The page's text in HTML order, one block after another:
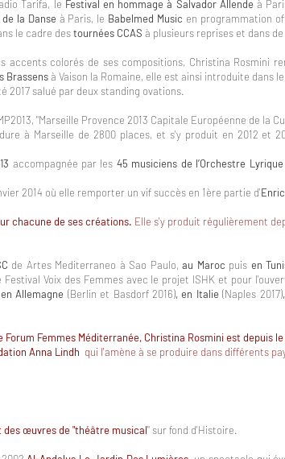
Tarifa, le Festival en hommage à Salvador Allendeà
la Danse à Paris, le Babelmed Music en programmation
le cadre destournées CCAS à plusieurs reprises et dans de
accents colorés de ses compositions, Christina Rosmini
Brassensà Vaison la Romaine, elle est ainsi introduite dans
2017 salué par deux standing ovations.
"Marseille Provence 2013 Capitale Européenne de la
à Marseille de 2800 places, et s'y produit en 2012 et
accompagnée par les 45 musiciens de l’Orchestre Lyrique
2014 où elle remporter un vif succès en 1ère partie d'
chacune de ses créations. Elle s'y produit régulièrement
de Artes Mediterraneo à Sao Paulo,au Maroc puis en
Festival Voix des Femmes avec le projet ISHK et pour
Allemagne (Berlin et Basdorf 2016), en Italie(Naples 2017)
Forum Femmes Méditerranée, Christina Rosmini est depuis
Anna Lindh qui l'amène à se produire dans différents
des œuvres de "théâtre musical" sur fond d'Histoire.